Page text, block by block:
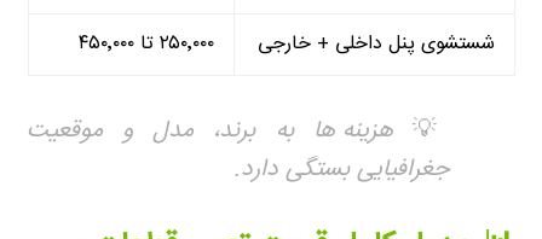
شستشوی پنل داخلی + خارجی
۲۵۰٬۰۰۰ تا ۴۵۰٬۰۰۰
💡هزینه ها به برند، مدل و موقعیت
جغرافیایی بستگی دارد.